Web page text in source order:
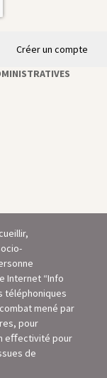
Créer un compte
Internet “Info
téléphoniques
mené par
pour
eﬀectivité pour
de